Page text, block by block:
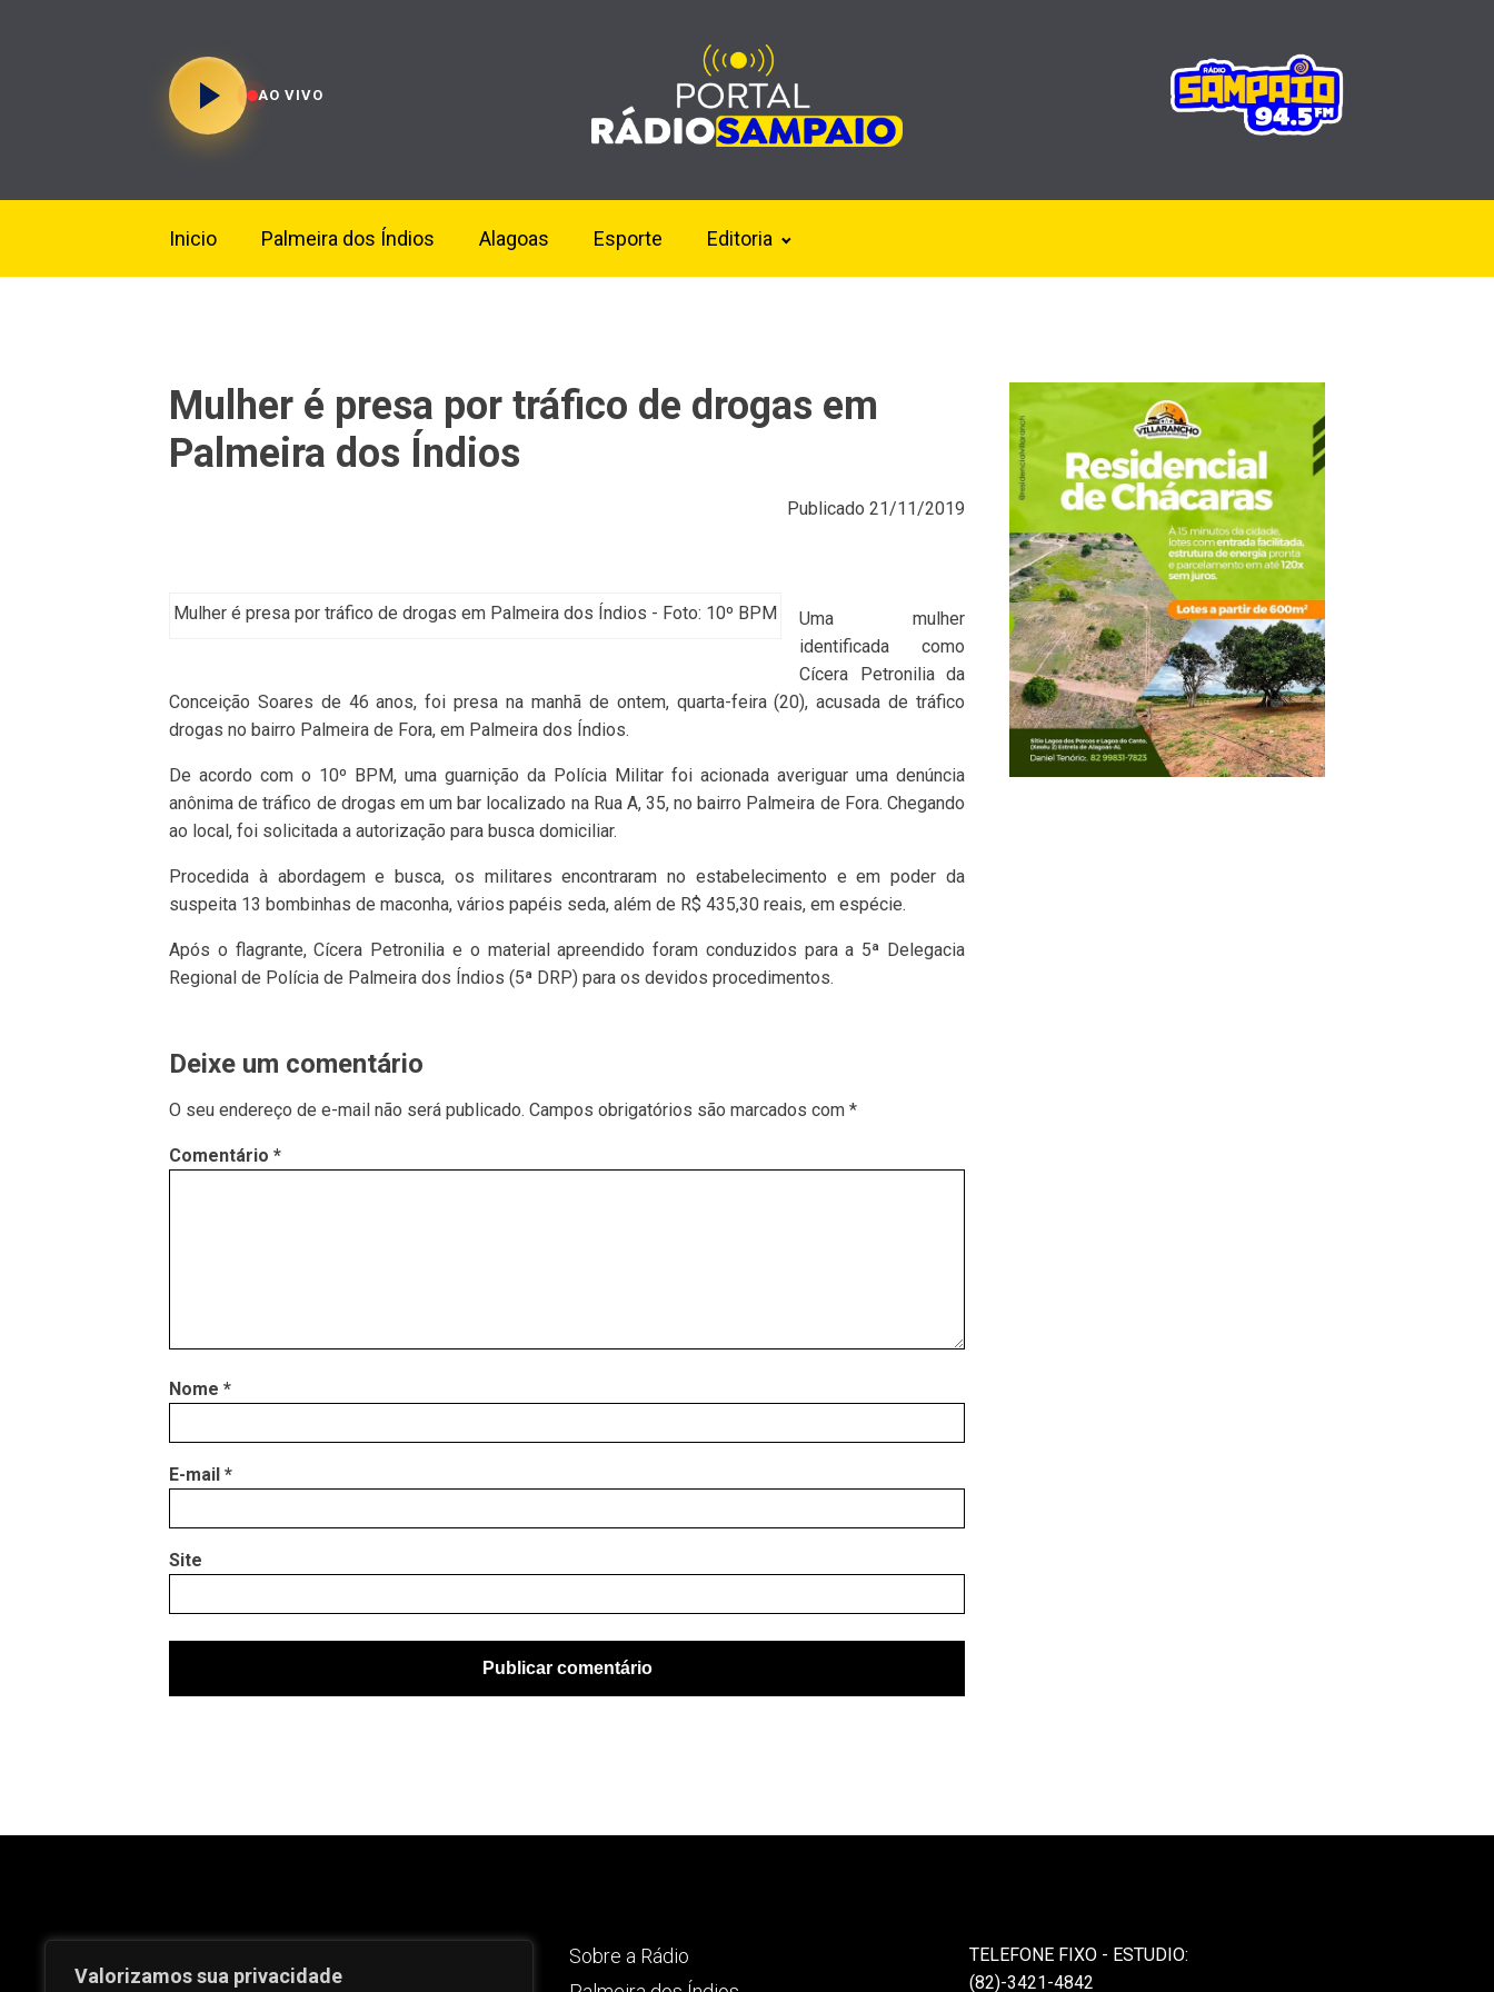
Valorizamos sua privacidade
AO VIVO
Inicio Palmeira dos Índios Alagoas Esporte Editoria
Mulher é presa por tráfico de drogas em
Palmeira dos Índios
Publicado 21/11/2019
Mulher é presa por tráfico de drogas em Palmeira dos Índios - Foto: 10º BPM
Uma mulher
identificada como
Cícera Petronilia da
Conceição Soares de 46 anos, foi presa na manhã de ontem, quarta-feira (20), acusada de tráfico
drogas no bairro Palmeira de Fora, em Palmeira dos Índios.
De acordo com o 10º BPM, uma guarnição da Polícia Militar foi acionada averiguar uma denúncia
anônima de tráfico de drogas em um bar localizado na Rua A, 35, no bairro Palmeira de Fora. Chegando
ao local, foi solicitada a autorização para busca domiciliar.
Procedida à abordagem e busca, os militares encontraram no estabelecimento e em poder da
suspeita 13 bombinhas de maconha, vários papéis seda, além de R$ 435,30 reais, em espécie.
Após o flagrante, Cícera Petronilia e o material apreendido foram conduzidos para a 5ª Delegacia
Regional de Polícia de Palmeira dos Índios (5ª DRP) para os devidos procedimentos.
Deixe um comentário
O seu endereço de e-mail não será publicado. Campos obrigatórios são marcados com *
Comentário *
Nome *
E-mail *
Site
Sobre a Rádio
TELEFONE FIXO - ESTUDIO:
(82)-3421-4842